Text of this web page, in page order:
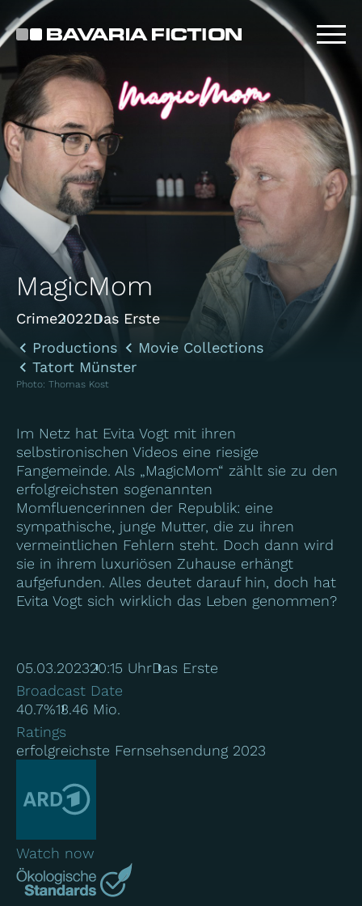
Skip
to
main
content
MagicMom
Crime2022Das Erste
Productions
Movie Collections
Tatort Münster
Photo: Thomas Kost
Im Netz hat Evita Vogt mit ihren
selbstironischen Videos eine riesige
Fangemeinde. Als „MagicMom“ zählt sie zu den
erfolgreichsten sogenannten
Momfluencerinnen der Republik: eine
sympathische, junge Mutter, die zu ihren
vermeintlichen Fehlern steht. Doch dann wird
sie in ihrem luxuriösen Zuhause erhängt
aufgefunden. Alles deutet darauf hin, doch hat
Evita Vogt sich wirklich das Leben genommen?
05.03.202320:15 UhrDas Erste
Broadcast Date
40.7%13.46 Mio.
Ratings
erfolgreichste Fernsehsendung 2023
Watch now